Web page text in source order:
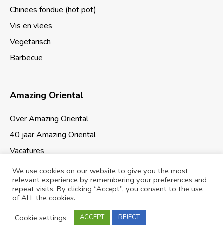
Chinees fondue (hot pot)
Vis en vlees
Vegetarisch
Barbecue
Amazing Oriental
Over Amazing Oriental
40 jaar Amazing Oriental
Vacatures
© 2026 Amazing Oriental Supermarkten
We use cookies on our website to give you the most
relevant experience by remembering your preferences and
repeat visits. By clicking “Accept”, you consent to the use
of ALL the cookies.
Cookie settings
ACCEPT REJECT